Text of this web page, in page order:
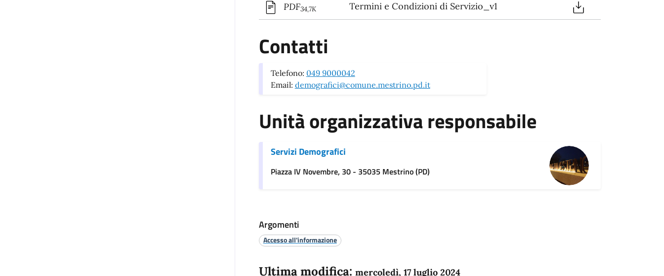
PDF34,7K Termini e Condizioni di Servizio_v1
Contatti
Telefono: 049 9000042
Email: demografici@comune.mestrino.pd.it
Unità organizzativa responsabile
Servizi Demografici
Piazza IV Novembre, 30 - 35035 Mestrino (PD)
Argomenti
Accesso all'informazione
Ultima modifica: mercoledì, 17 luglio 2024